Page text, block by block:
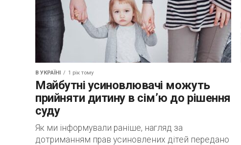
В УКРАЇНІ 1 рік тому
Майбутні усиновлювачі можуть
прийняти дитину в сім’ю до рішення
суду
Як ми інформували раніше, нагляд за
дотриманням прав усиновлених дітей передано